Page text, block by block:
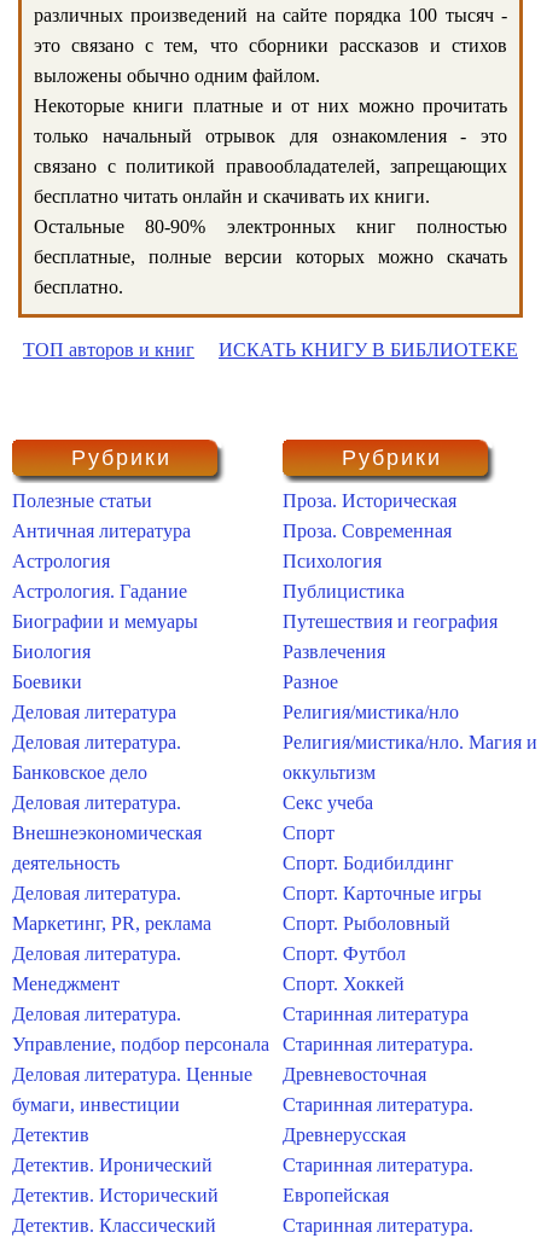
различных произведений на сайте порядка 100 тысяч -
это связано с тем, что сборники рассказов и стихов
выложены обычно одним файлом.
Некоторые книги платные и от них можно прочитать
только начальный отрывок для ознакомления - это
связано с политикой правообладателей, запрещающих
бесплатно читать онлайн и скачивать их книги.
Остальные 80-90% электронных книг полностью
бесплатные, полные версии которых можно скачать
бесплатно.
ТОП авторов и книг ИСКАТЬ КНИГУ В БИБЛИОТЕКЕ
Рубрики
Полезные статьи
Античная литература
Астрология
Астрология. Гадание
Биографии и мемуары
Биология
Боевики
Деловая литература
Деловая литература.
Банковское дело
Деловая литература.
Внешнеэкономическая
деятельность
Деловая литература.
Маркетинг, PR, реклама
Деловая литература.
Менеджмент
Деловая литература.
Управление, подбор персонала
Деловая литература. Ценные
бумаги, инвестиции
Детектив
Детектив. Иронический
Детектив. Исторический
Детектив. Классический
Рубрики
Проза. Историческая
Проза. Современная
Психология
Публицистика
Путешествия и география
Развлечения
Разное
Религия/мистика/нло
Религия/мистика/нло. Магия и
оккультизм
Секс учеба
Спорт
Спорт. Бодибилдинг
Спорт. Карточные игры
Спорт. Рыболовный
Спорт. Футбол
Спорт. Хоккей
Старинная литература
Старинная литература.
Древневосточная
Старинная литература.
Древнерусская
Старинная литература.
Европейская
Старинная литература.